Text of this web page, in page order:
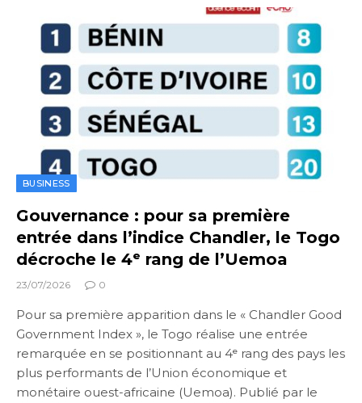
BUSINESS
Gouvernance : pour sa première
entrée dans l’indice Chandler, le Togo
décroche le 4ᵉ rang de l’Uemoa
23/07/2026 0
Pour sa première apparition dans le « Chandler Good
Government Index », le Togo réalise une entrée
remarquée en se positionnant au 4ᵉ rang des pays les
plus performants de l’Union économique et
monétaire ouest-africaine (Uemoa). Publié par le